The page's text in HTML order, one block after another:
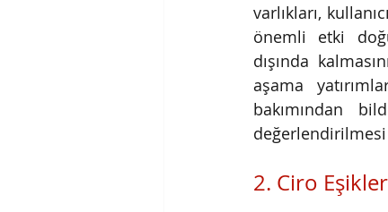
varlıkları,
önemli etki
dışında
aşama
bakımından
2. Ciro